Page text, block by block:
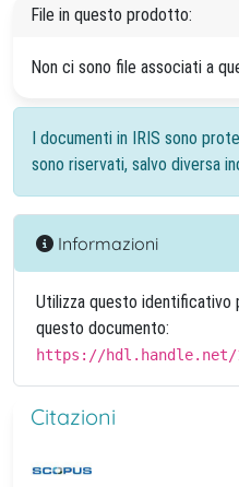
File in questo prodotto:
Non ci sono file associati a
I documenti in IRIS sono
sono riservati, salvo diversa
Informazioni
Utilizza questo identificativo
questo documento:
https://hdl.handle.net/
Citazioni